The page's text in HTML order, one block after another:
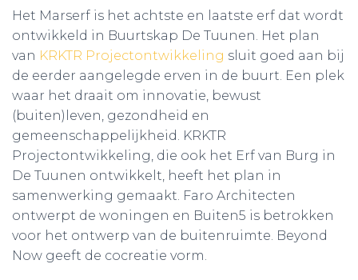
Het Marserf is het achtste en laatste erf dat wordt
ontwikkeld in Buurtskap De Tuunen. Het plan
van KRKTR Projectontwikkeling sluit goed aan bij
de eerder aangelegde erven in de buurt. Een plek
waar het draait om innovatie, bewust
(buiten)leven, gezondheid en
gemeenschappelijkheid. KRKTR
Projectontwikkeling, die ook het Erf van Burg in
De Tuunen ontwikkelt, heeft het plan in
samenwerking gemaakt. Faro Architecten
ontwerpt de woningen en Buiten5 is betrokken
voor het ontwerp van de buitenruimte. Beyond
Now geeft de cocreatie vorm.